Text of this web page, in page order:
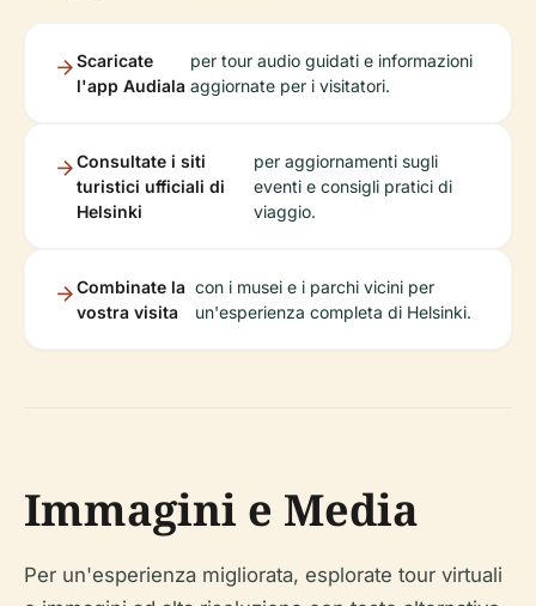
Scaricate
l'app Audiala
per tour audio guidati e informazioni
aggiornate per i visitatori.
Consultate i siti
turistici ufficiali di
Helsinki
per aggiornamenti sugli
eventi e consigli pratici di
viaggio.
Combinate la
vostra visita
con i musei e i parchi vicini per
un'esperienza completa di Helsinki.
Immagini e Media
Per un'esperienza migliorata, esplorate tour virtuali